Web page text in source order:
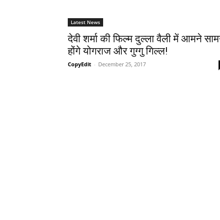
Latest News
देवी शर्मा की फिल्म दुल्ला वैली में आमने
होंगे योगराज और गुग्गु गिल्ल!
CopyEdit - December 25, 2017